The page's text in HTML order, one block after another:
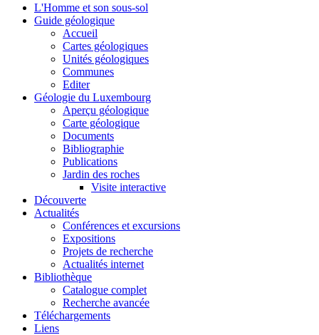
L'Homme et son sous-sol
Guide géologique
Accueil
Cartes géologiques
Unités géologiques
Communes
Editer
Géologie du Luxembourg
Aperçu géologique
Carte géologique
Documents
Bibliographie
Publications
Jardin des roches
Visite interactive
Découverte
Actualités
Conférences et excursions
Expositions
Projets de recherche
Actualités internet
Bibliothèque
Catalogue complet
Recherche avancée
Téléchargements
Liens